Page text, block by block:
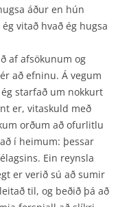
áður en hún
vitað hvað ég hugsa
af afsökunum og
að efninu. Á vegum
starfað um nokkurt
er, vitaskuld með
orðum að ofurlitlu
í heimum: þessar
Ein reynsla
er verið sú að sumir
til, og beðið þá að